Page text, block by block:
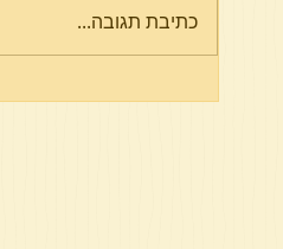
טעמי המצוות לחג מתן
כתיבת תגובה...